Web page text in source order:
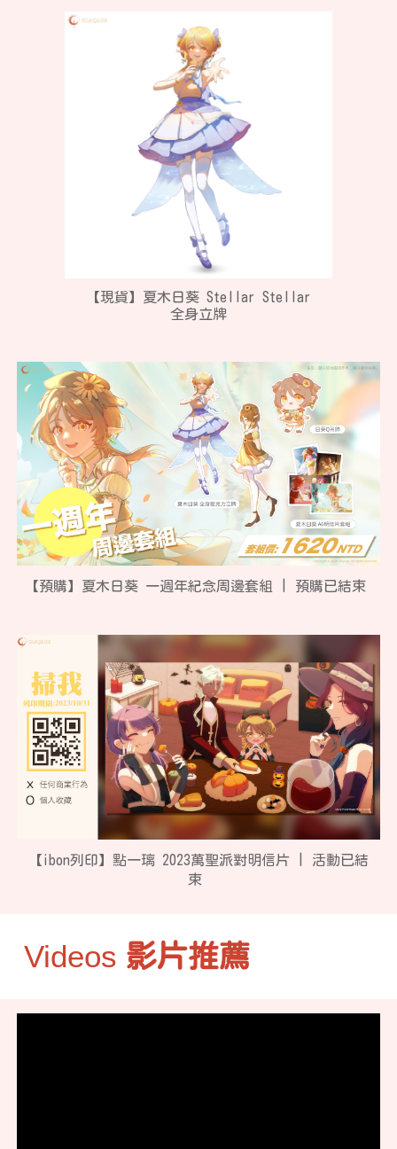
【現貨】 夏木日葵 Stellar Stellar
全身立牌
【預購】 夏木日葵 一週年紀念周邊套組 預購已結束
【ibon列印】點一璃 2023萬聖派對明信片 | 活動已結
束
Videos 影片推薦